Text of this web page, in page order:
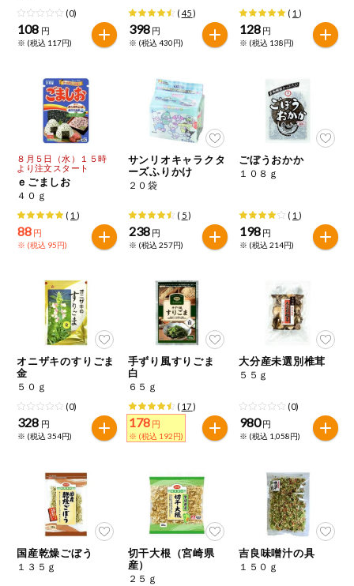
人気カテゴリ
食品から探す
家庭用品から探す
目的から探す
生協独自
自動注文システム登録
自動注文システム登録を修正する
くらしの定番品（毎週企画）
専門ショップサイト
パルコープ・よどがわ生協の情報サイト
ご利用ガイド
麺類
レトルト・缶
詰・瓶詰
調味料・だ
し・油・ルー
おやつ
飲料
コール
切り花・仏花
ティッシュ・
トイレットペ
ーパー
衛生・生理用
品
洗濯・バス・
トイレ用品
住居・生活用
品
特定原材料と特定原材料に準ずるものが含まれていない商品
を検索できます。
小麦 卵
落花生 かに くるみ
特定原材料に準ずるもの
アーモンド
いくら オレンジ カシューナッツ
キウイフルーツ 牛肉
さけ ゼラチン 大豆
鶏肉 バナナ 豚肉
マカダミアナッツ もも やまいも
アレルゲン情報は、商品企画時の情報のため、ご使用前には
必ず商品パッケージの表示をご確認ください。
特定原材料に準ずるものは、お取引先から情報提供のあった
範囲でのお知らせです。
(0)
108 円
※ (税込 117円)
( 45)
398 円
※ (税込 430円)
( 1 )
128 円
※ (税込 138円)
８月５日（水）１５時
より注文スタート
ｅごましお
４０ｇ
( 1 )
88 円
※ (税込 95円)
サンリオキャラクタ
ーズふりかけ
２０袋
( 5)
238 円
※ (税込 257円)
ごぼうおかか
１０８ｇ
( 1 )
198 円
※ (税込 214円)
オニザキのすりごま
金
５０ｇ
(0)
328 円
※ (税込 354円)
手ずり風すりごま
白
６５ｇ
( 17)
178 円
※ (税込 192円)
大分産未選別椎茸
５５ｇ
(0)
980円
※ (税込 1,058円)
国産乾燥ごぼう
１３５ｇ
切干大根（宮崎県
産）
２５ｇ
吉良味噌汁の具
１５０ｇ